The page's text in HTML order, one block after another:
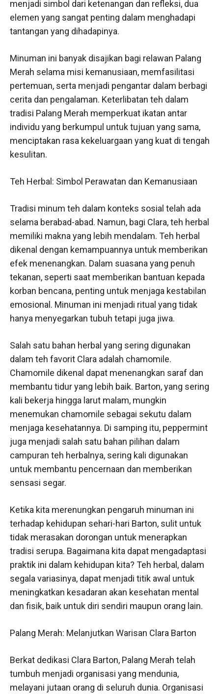
menjadi simbol dari ketenangan dan refleksi, dua
elemen yang sangat penting dalam menghadapi
tantangan yang dihadapinya.
Minuman ini banyak disajikan bagi relawan Palang
Merah selama misi kemanusiaan, memfasilitasi
pertemuan, serta menjadi pengantar dalam berbagi
cerita dan pengalaman. Keterlibatan teh dalam
tradisi Palang Merah memperkuat ikatan antar
individu yang berkumpul untuk tujuan yang sama,
menciptakan rasa kekeluargaan yang kuat di tengah
kesulitan.
Teh Herbal: Simbol Perawatan dan Kemanusiaan
Tradisi minum teh dalam konteks sosial telah ada
selama berabad-abad. Namun, bagi Clara, teh herbal
memiliki makna yang lebih mendalam. Teh herbal
dikenal dengan kemampuannya untuk memberikan
efek menenangkan. Dalam suasana yang penuh
tekanan, seperti saat memberikan bantuan kepada
korban bencana, penting untuk menjaga kestabilan
emosional. Minuman ini menjadi ritual yang tidak
hanya menyegarkan tubuh tetapi juga jiwa.
Salah satu bahan herbal yang sering digunakan
dalam teh favorit Clara adalah chamomile.
Chamomile dikenal dapat menenangkan saraf dan
membantu tidur yang lebih baik. Barton, yang sering
kali bekerja hingga larut malam, mungkin
menemukan chamomile sebagai sekutu dalam
menjaga kesehatannya. Di samping itu, peppermint
juga menjadi salah satu bahan pilihan dalam
campuran teh herbalnya, sering kali digunakan
untuk membantu pencernaan dan memberikan
sensasi segar.
Ketika kita merenungkan pengaruh minuman ini
terhadap kehidupan sehari-hari Barton, sulit untuk
tidak merasakan dorongan untuk menerapkan
tradisi serupa. Bagaimana kita dapat mengadaptasi
praktik ini dalam kehidupan kita? Teh herbal, dalam
segala variasinya, dapat menjadi titik awal untuk
meningkatkan kesadaran akan kesehatan mental
dan fisik, baik untuk diri sendiri maupun orang lain.
Palang Merah: Melanjutkan Warisan Clara Barton
Berkat dedikasi Clara Barton, Palang Merah telah
tumbuh menjadi organisasi yang mendunia,
melayani jutaan orang di seluruh dunia. Organisasi